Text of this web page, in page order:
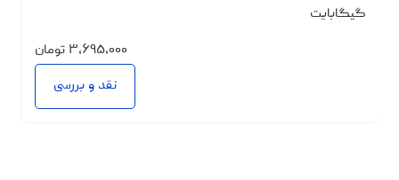
گیگابایت
۳،۶۹۵،۰۰۰ تومان
نقد و بررسی